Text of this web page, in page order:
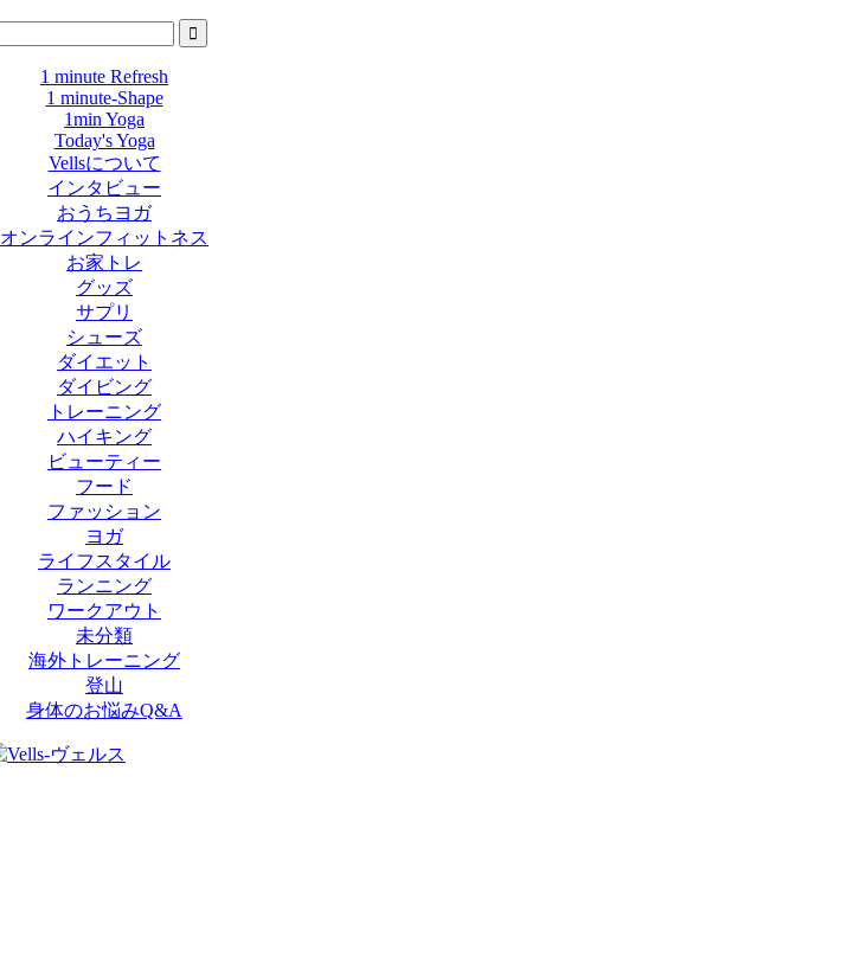
1 minute Refresh
1 minute-Shape
1min Yoga
Today's Yoga
Vellsについて
インタビュー
おうちヨガ
オンラインフィットネス
お家トレ
グッズ
サプリ
シューズ
ダイエット
ダイビング
トレーニング
ハイキング
ビューティー
フード
ファッション
ヨガ
ライフスタイル
ランニング
ワークアウト
未分類
海外トレーニング
登山
身体のお悩みQ&A